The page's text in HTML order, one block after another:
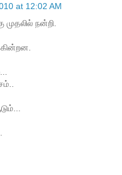
at 12:02 AM
நன்றி.